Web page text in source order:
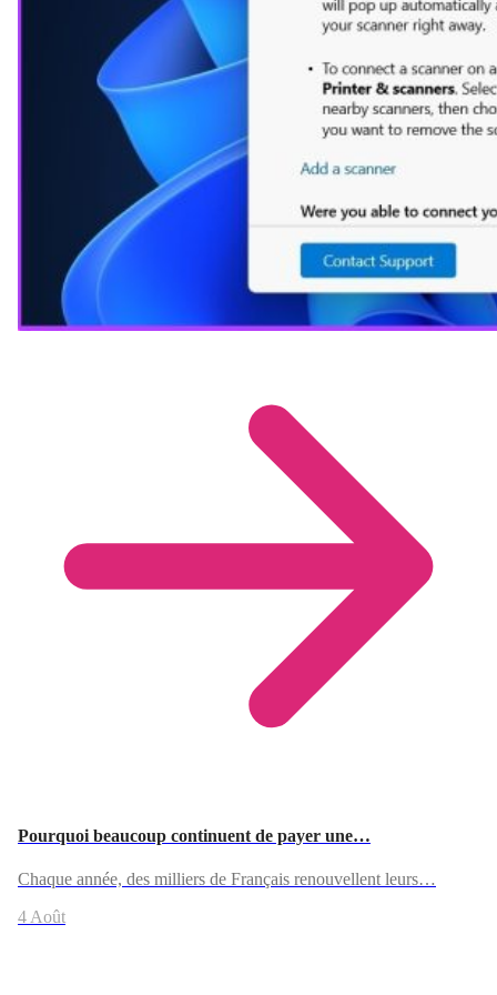
Pourquoi beaucoup continuent de payer une…
Chaque année, des milliers de Français renouvellent leurs…
4 Août